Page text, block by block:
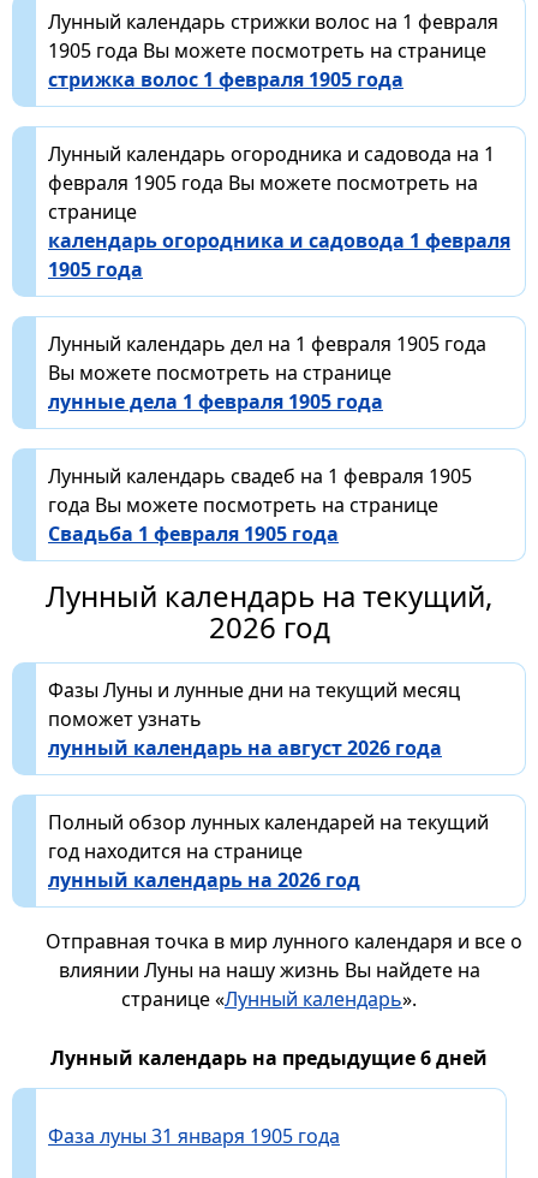
Лунный календарь стрижки волос на 1 февраля
1905 года Вы можете посмотреть на странице
стрижка волос 1 февраля 1905 года
Лунный календарь огородника и садовода на 1
февраля 1905 года Вы можете посмотреть на
странице
календарь огородника и садовода 1 февраля
1905 года
Лунный календарь дел на 1 февраля 1905 года
Вы можете посмотреть на странице
лунные дела 1 февраля 1905 года
Лунный календарь свадеб на 1 февраля 1905
года Вы можете посмотреть на странице
Свадьба 1 февраля 1905 года
Лунный календарь на текущий,
2026 год
Фазы Луны и лунные дни на текущий месяц
поможет узнать
лунный календарь на август 2026 года
Полный обзор лунных календарей на текущий
год находится на странице
лунный календарь на 2026 год
Отправная точка в мир лунного календаря и все о
влиянии Луны на нашу жизнь Вы найдете на
странице «Лунный календарь».
Лунный календарь на предыдущие 6 дней
Фаза луны 31 января 1905 года